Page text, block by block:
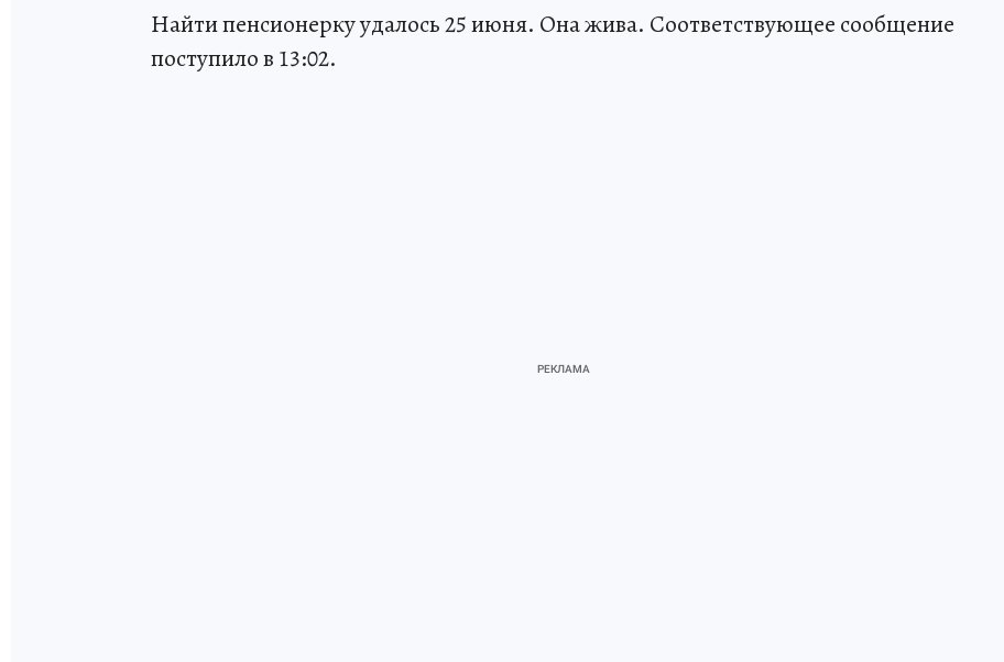
Найти пенсионерку удалось 25 июня. Она жива. Соответствующее сообщение
поступило в 13:02.